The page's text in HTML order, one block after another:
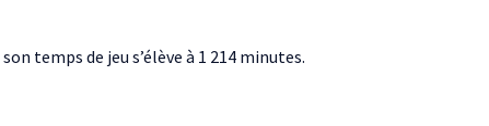
temps de jeu s’élève à 1 214 minutes.